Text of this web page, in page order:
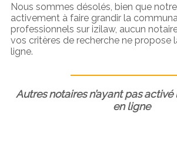
Nous sommes désolés, bien que
activement à faire grandir la
professionnels sur izilaw, aucun
vos critères de recherche ne propose
ligne.
Autres notaires n’ayant pas activé
en ligne